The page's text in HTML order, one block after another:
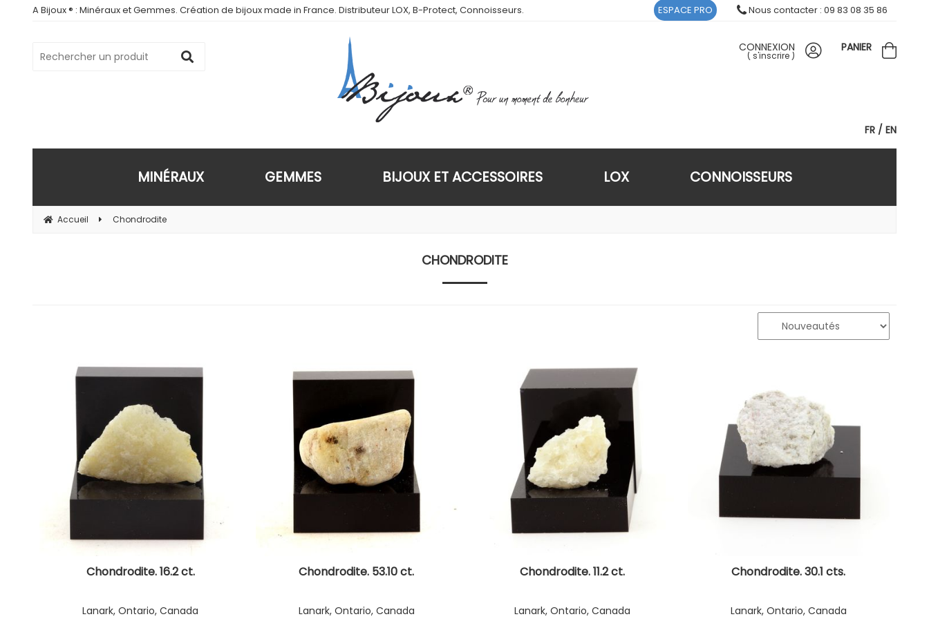
A Bijoux ® : Minéraux et Gemmes. Création de bijoux made in France. Distributeur LOX, B-Protect, Connoisseurs.
FR EN
CONNEXION
( s'inscrire )
PANIER
MINÉRAUX GEMMES BIJOUX ET ACCESSOIRES LOX CONNOISSEURS
Accueil Chondrodite
CHONDRODITE
Chondrodite. 16.2 ct.
Lanark, Ontario, Canada
Chondrodite. 53.10 ct.
Lanark, Ontario, Canada
Chondrodite. 11.2 ct.
Lanark, Ontario, Canada
Chondrodite. 30.1 cts.
Lanark, Ontario, Canada
ESPACE PRO Nous contacter : 09 83 08 35 86